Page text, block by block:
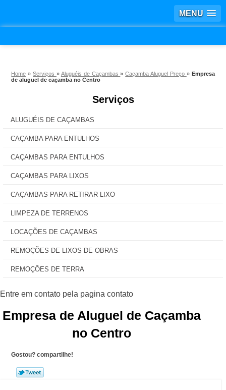
MENU
Home »Serviços » Aluguéis de Caçambas»Caçamba Aluguel Preço » Empresa
de aluguel de caçamba no Centro
Serviços
ALUGUÉIS DE CAÇAMBAS
CAÇAMBA PARA ENTULHOS
CAÇAMBAS PARA ENTULHOS
CAÇAMBAS PARA LIXOS
CAÇAMBAS PARA RETIRAR LIXO
LIMPEZA DE TERRENOS
LOCAÇÕES DE CAÇAMBAS
REMOÇÕES DE LIXOS DE OBRAS
REMOÇÕES DE TERRA
Empresa de Aluguel de Caçamba
no Centro
Gostou? compartilhe!